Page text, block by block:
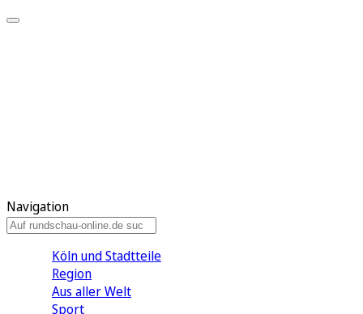
Navigation
Köln und Stadtteile
Region
Aus aller Welt
Sport